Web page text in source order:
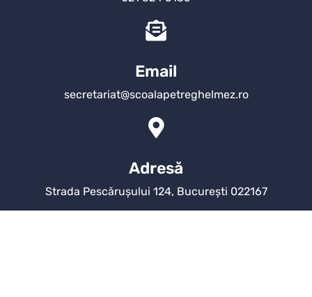
Email
secretariat@scoalapetreghelmez.ro
Adresă
Strada Pescărușului 124, București 022167